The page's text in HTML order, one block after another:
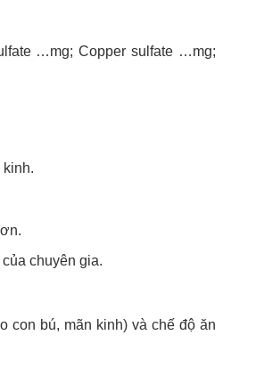
…mg; Copper sulfate …mg;
chuyên gia.
con bú, mãn kinh) và chế độ ăn